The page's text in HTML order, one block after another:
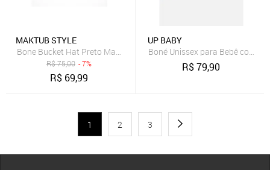
MAKTUB STYLE
Bone Bucket Hat Preto Maktub Chapeu Pescador Original
R$75,00 - 7%
R$ 69,99
UP BABY
Boné Unissex para Bebê com
R$79,90
1 2 3